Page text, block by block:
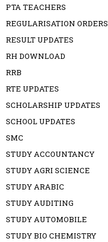
PTA TEACHERS
REGULARISATION ORDERS
RESULT UPDATES
RH DOWNLOAD
RRB
RTE UPDATES
SCHOLARSHIP UPDATES
SCHOOL UPDATES
SMC
STUDY ACCOUNTANCY
STUDY AGRI SCIENCE
STUDY ARABIC
STUDY AUDITING
STUDY AUTOMOBILE
STUDY BIO CHEMISTRY